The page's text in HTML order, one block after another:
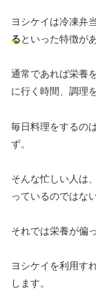
ヨシケイは冷凍弁
るといった特徴が
通常であれば栄養
に行く時間、調理
毎日料理をするの
ず。
そんな忙しい人は
っているのではな
それでは栄養が偏
ヨシケイを利用す
します。